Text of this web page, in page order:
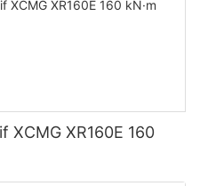
XR160E 160